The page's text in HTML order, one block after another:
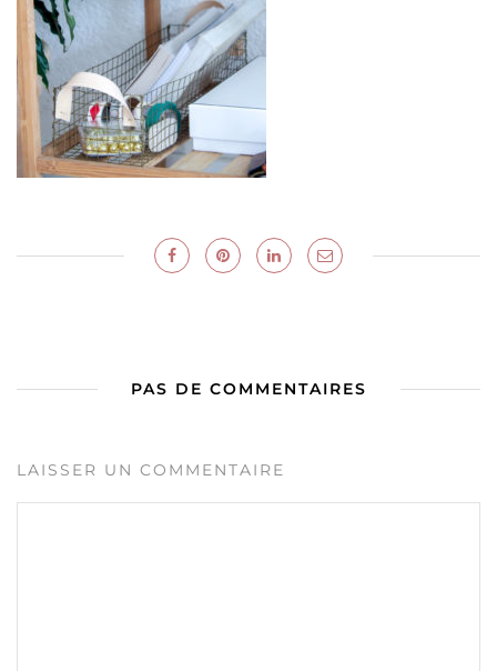
PAS DE COMMENTAIRES
LAISSER UN COMMENTAIRE